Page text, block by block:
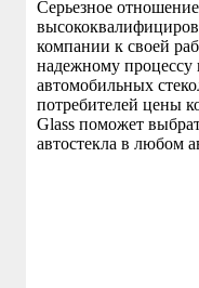
Серьезное отношение
компании к своей
надежному процессу
автомобильных
потребителей цены
Glass поможет
автостекла в любом